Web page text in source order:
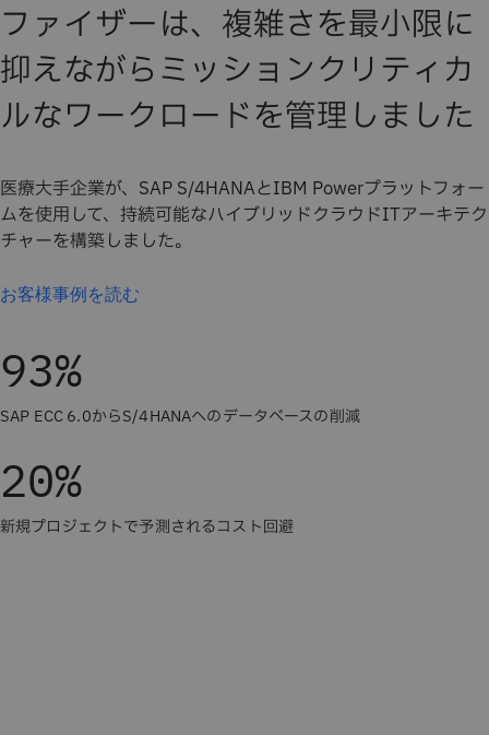
ファイザーは、複雑さを最小限に
抑えながらミッションクリティカ
ルなワークロードを管理しました
医療大手企業が、SAP S/4HANAとIBM Powerプラットフォー
ムを使用して、持続可能なハイブリッドクラウドITアーキテク
チャーを構築しました。
お客様事例を読む
93%
SAP ECC 6.0からS/4HANAへのデータベースの削減
20%
新規プロジェクトで予測されるコスト回避